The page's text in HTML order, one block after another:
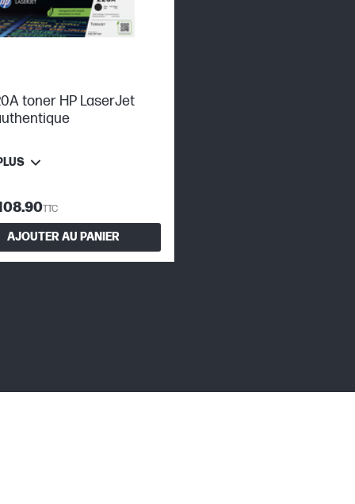
toner HP LaserJet
TTC
AJOUTER AU PANIER